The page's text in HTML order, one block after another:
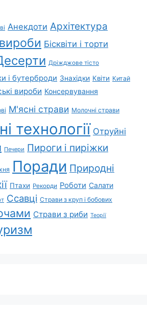
Анекдоти Архітектура
Бісквіти і торти
Дріжджове тісто
і бутерброди Знахідки Квіти Китай
вироби Консервування
М'ясні страви Молочні страви
технології Отруйні
Печери Пироги і пиріжки
Поради Природні
Птахи Рекорди Роботи Салати
Ссавці Страви з круп і бобових
Страви з риби Теорії